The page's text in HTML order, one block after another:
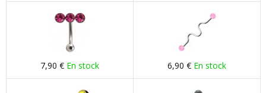
7,90 € En stock 6,90 € En stock